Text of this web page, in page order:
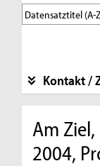
Kontakt /
Am
2004,